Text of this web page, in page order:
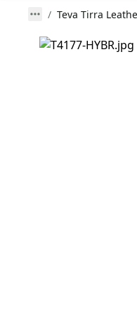
Teva Tirra